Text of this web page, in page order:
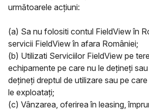
următoarele acțiuni:
(a) Sa nu folositi contul FieldView în
servicii FieldView în afara României;
(b) Utilizati Serviciilor FieldView pe
echipamente pe care nu le dețineți
dețineți dreptul de utilizare sau pe
le exploatați;
(c) Vânzarea, oferirea în leasing,